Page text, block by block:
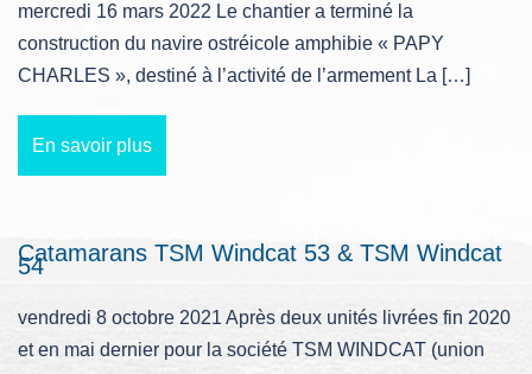
mercredi 16 mars 2022 Le chantier a terminé la
construction du navire ostréicole amphibie « PAPY
CHARLES », destiné à l’activité de l’armement La […]
En savoir plus
Catamarans TSM Windcat 53 & TSM Windcat
54
vendredi 8 octobre 2021 Après deux unités livrées fin 2020
et en mai dernier pour la société TSM WINDCAT (union